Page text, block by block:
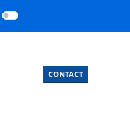
CONTACT